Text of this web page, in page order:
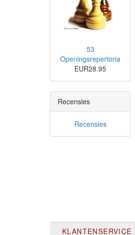
53
Openingsrepertoria
EUR28.95
Recensies
Recensies
KLANTENSERVICE